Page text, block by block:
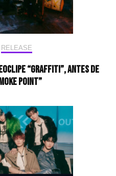
RELEASE
“GRAFFITI”, antes de
POINT”